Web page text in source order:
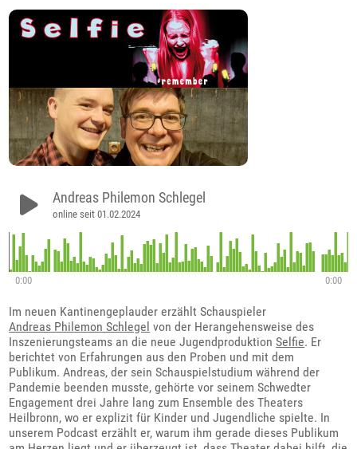
Andreas Philemon Schlegel
online seit 01.02.2024
0:00
0:00
Im neuen Kantinengeplauder erzählt Schauspieler
Andreas Philemon Schlegel von der Herangehensweise des
Inszenierungsteams an die neue JugendproduktionSelfie. Er
berichtet von Erfahrungen aus den Proben und mit dem
Publikum. Andreas, der sein Schauspielstudium während der
Pandemie beenden musste, gehörte vor seinem Schwedter
Engagement drei Jahre lang zum Ensemble des Theaters
Heilbronn, wo er explizit für Kinder und Jugendliche spielte. In
unserem Podcast erzählt er, warum ihm gerade dieses Publikum